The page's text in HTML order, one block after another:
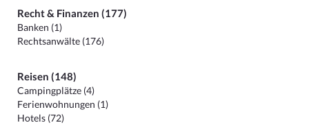
Recht & Finanzen (177)
Banken (1)
Rechtsanwälte (176)
Reisen (148)
Campingplätze (4)
Ferienwohnungen (1)
Hotels (72)